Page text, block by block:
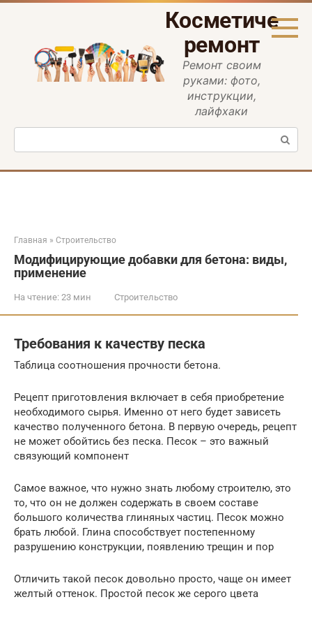
Перейти
ремонт
Ремонт своим
руками: фото,
инструкции,
лайфхаки
Поиск:
Главная » Строительство
Модифицирующие добавки для бетона: виды,
применение
На чтение: 23 мин Строительство
Требования к качеству песка
Таблица соотношения прочности бетона.
Рецепт приготовления включает в себя приобретение
необходимого сырья. Именно от него будет зависеть
качество полученного бетона. В первую очередь, рецепт
не может обойтись без песка. Песок – это важный
связующий компонент
Самое важное, что нужно знать любому строителю, это
то, что он не должен содержать в своем составе
большого количества глиняных частиц. Песок можно
брать любой. Глина способствует постепенному
разрушению конструкции, появлению трещин и пор
Отличить такой песок довольно просто, чаще он имеет
желтый оттенок. Простой песок же серого цвета